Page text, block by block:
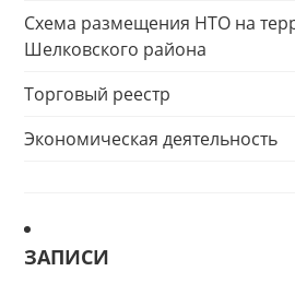
Схема размещения НТО на
Шелковского района
Торговый реестр
Экономическая деятельность
ЗАПИСИ